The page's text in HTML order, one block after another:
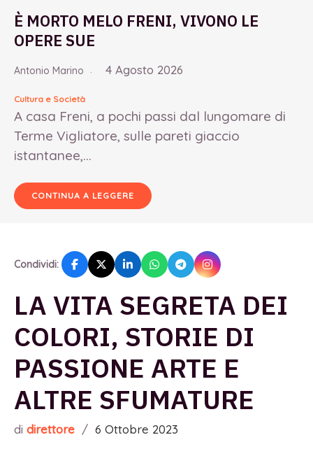
È MORTO MELO FRENI, VIVONO LE
OPERE SUE
Antonio Marino 4 Agosto 2026
Cultura e Società
A casa Freni, a pochi passi dal lungomare di
Terme Vigliatore, sulle pareti giaccio
istantanee,...
CONTINUA A LEGGERE
Condividi:
LA VITA SEGRETA DEI
COLORI, STORIE DI
PASSIONE ARTE E
ALTRE SFUMATURE
di direttore / 6 Ottobre 2023